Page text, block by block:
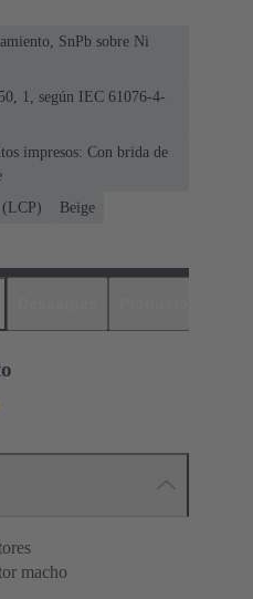
SnPb sobre Ni
1, según IEC 61076-4-
impresos: Con brida de
Beige
macho